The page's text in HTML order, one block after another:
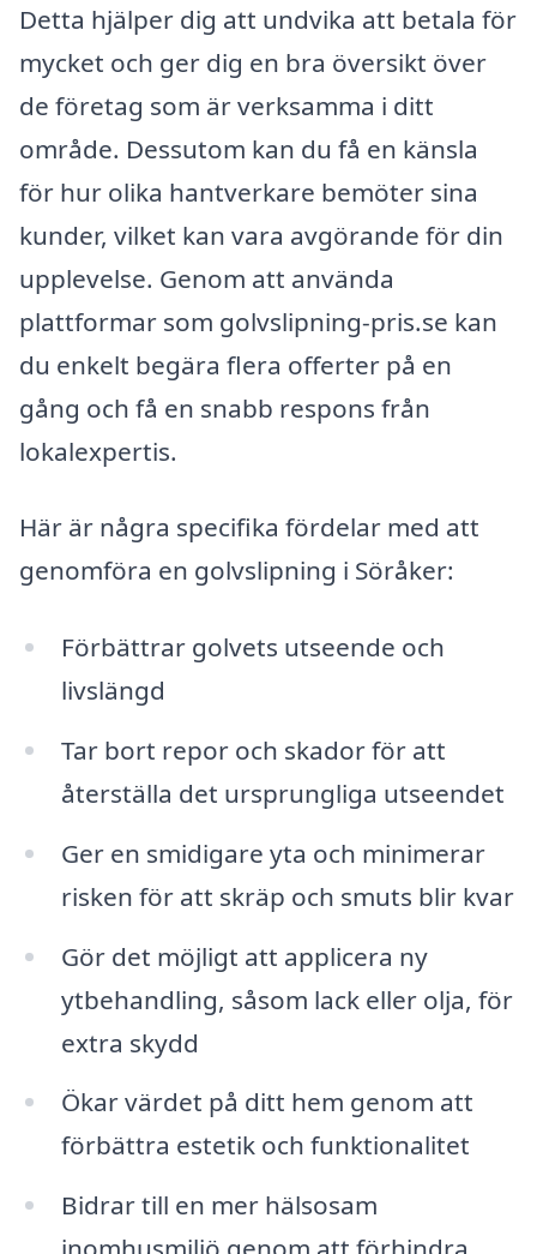
Detta hjälper dig att undvika att betala för
mycket och ger dig en bra översikt över
de företag som är verksamma i ditt
område. Dessutom kan du få en känsla
för hur olika hantverkare bemöter sina
kunder, vilket kan vara avgörande för din
upplevelse. Genom att använda
plattformar som golvslipning-pris.se kan
du enkelt begära flera offerter på en
gång och få en snabb respons från
lokalexpertis.
Här är några specifika fördelar med att
genomföra en golvslipning i Söråker:
Förbättrar golvets utseende och
livslängd
Tar bort repor och skador för att
återställa det ursprungliga utseendet
Ger en smidigare yta och minimerar
risken för att skräp och smuts blir kvar
Gör det möjligt att applicera ny
ytbehandling, såsom lack eller olja, för
extra skydd
Ökar värdet på ditt hem genom att
förbättra estetik och funktionalitet
Bidrar till en mer hälsosam